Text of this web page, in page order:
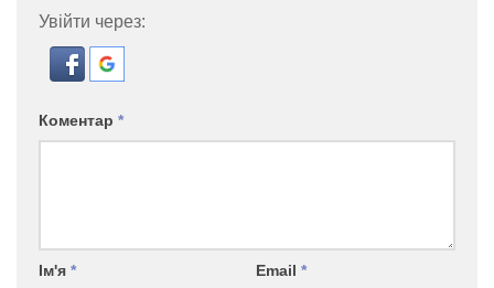
Увійти через:
Коментар *
Ім'я * Email *